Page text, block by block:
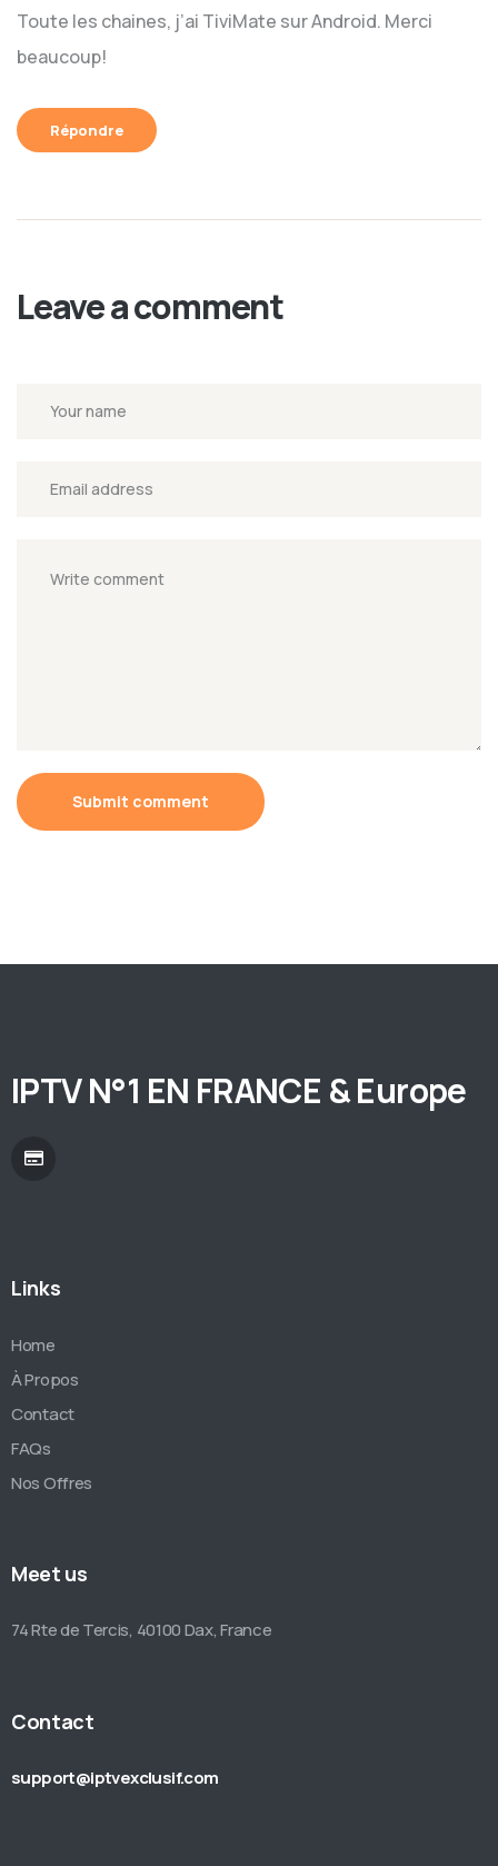
Toute les chaines, j’ai TiviMate sur Android. Merci
beaucoup!
Répondre
Leave a comment
Submit comment
IPTV N°1 EN FRANCE & Europe
Links
Home
À Propos
Contact
FAQs
Nos Offres
Meet us
74 Rte de Tercis, 40100 Dax, France
Contact
support@iptvexclusif.com